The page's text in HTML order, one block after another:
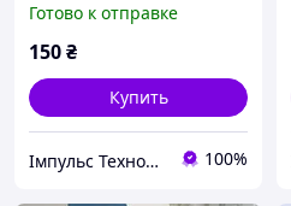
Готово к отправке
150₴
Купить
Імпульс Технологій 100%